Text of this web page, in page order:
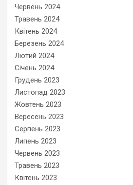
Червень 2024
Травень 2024
Квітень 2024
Березень 2024
Лютий 2024
Січень 2024
Грудень 2023
Листопад 2023
Жовтень 2023
Вересень 2023
Серпень 2023
Липень 2023
Червень 2023
Травень 2023
Квітень 2023